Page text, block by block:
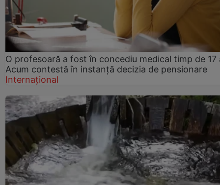
O profesoară a fost în concediu medical timp de 17
Acum contestă în instanță decizia de pensionare
Internațional